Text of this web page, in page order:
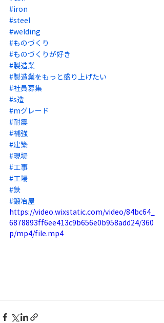
#iron
#steel
#welding
#ものづくり
#ものづくりが好き
#製造業
#製造業をもっと盛り上げたい
#社員募集
#s造
#mグレード
#耐震
#補強
#建築
#現場
#工事
#工場
#鉄
#鍛冶屋
https://video.wixstatic.com/video/84bc64_
6878893ff6ee413c9b656e0b958add24/360
p/mp4/file.mp4